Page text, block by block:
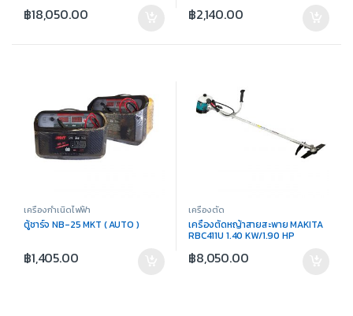
฿18,050.00 ฿2,140.00
เครื่องกำเนิดไฟฟ้า
ตู้ชาร์จ NB-25 MKT ( AUTO )
฿1,405.00
เครื่องตัด
เครื่องตัดหญ้าสายสะพาย MAKITA
RBC411U 1.40 KW/1.90 HP
฿8,050.00